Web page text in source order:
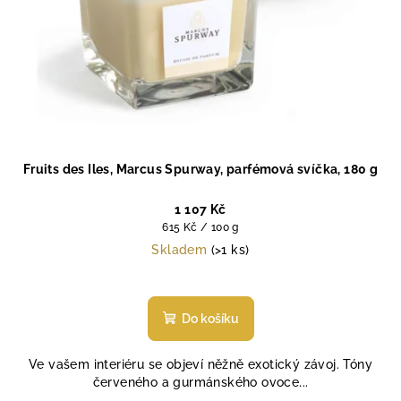
Fruits des Iles, Marcus Spurway, parfémová svíčka, 180 g
1 107 Kč
Měrná
cena:
615 Kč / 100 g
Skladem (>1 ks)
Do košíku
Ve vašem interiéru se objeví něžně exotický závoj. Tóny
červeného a gurmánského ovoce...